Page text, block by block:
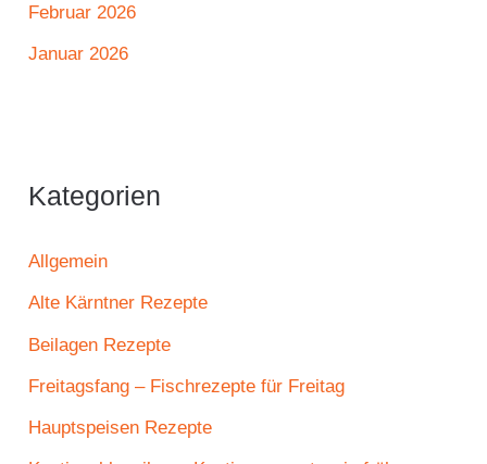
Februar 2026
Januar 2026
Kategorien
Allgemein
Alte Kärntner Rezepte
Beilagen Rezepte
Freitagsfang – Fischrezepte für Freitag
Hauptspeisen Rezepte